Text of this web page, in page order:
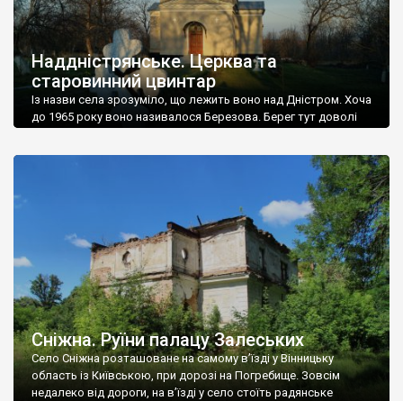
Наддністрянське. Церква та
старовинний цвинтар
Із назви села зрозуміло, що лежить воно над Дністром. Хоча
до 1965 року воно називалося Березова. Берег тут доволі
Наддністрянське відрізняється від більшості навколишніх
сіл. У селі є мурована Михайлівська церква. Точної дати […]
Сніжна. Руїни палацу Залеських
Село Сніжна розташоване на самому в’їзді у Вінницьку
область із Київською, при дорозі на Погребище. Зовсім
недалеко від дороги, на в’їзді у село стоїть радянське